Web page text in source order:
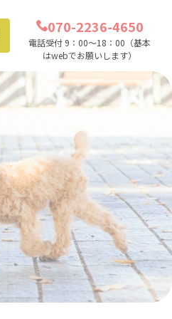
070-2236-4650
電話受付 9：00～18：00（基本
はwebでお願いします）